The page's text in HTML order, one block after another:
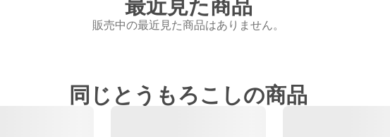
最近見た商品
販売中の最近見た商品はありません。
同じとうもろこしの商品